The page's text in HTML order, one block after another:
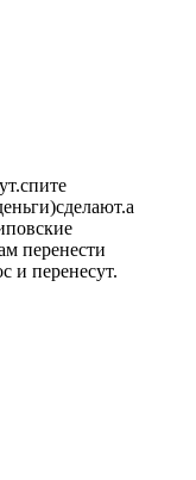
перенести
и перенесут.